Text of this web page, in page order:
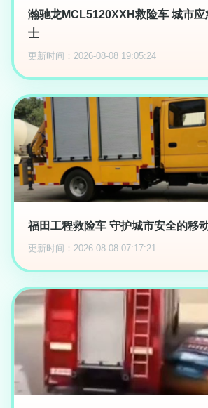
瀚驰龙MCL5120XXH救险车 城市应
士
更新时间：2026-08-08 19:05:24
福田工程救险车 守护城市安全的移
更新时间：2026-08-08 07:17:21